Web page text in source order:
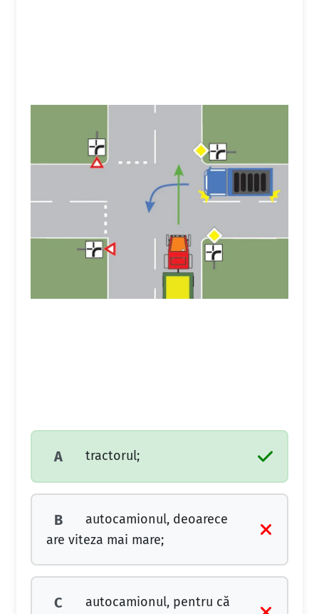
A tractorul;
B
autocamionul, deoarece
are viteza mai mare;
C
autocamionul, pentru că